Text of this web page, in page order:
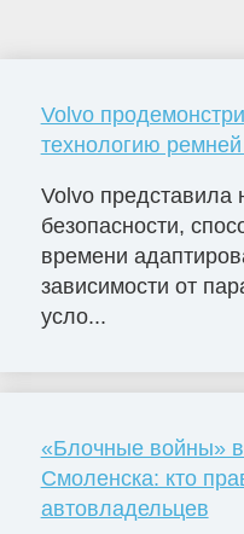
Volvo
технологию
Volvo представила
безопасности,
времени
зависимости от
усло...
«Блочные войны»
Смоленска: кто
автовладельцев